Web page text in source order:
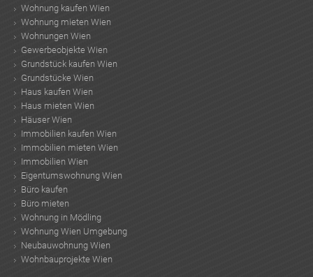
Wohnung kaufen Wien
Wohnung mieten Wien
Wohnungen Wien
Gewerbeobjekte Wien
Grundstück kaufen Wien
Grundstücke Wien
Haus kaufen Wien
Haus mieten Wien
Häuser Wien
Immobilien kaufen Wien
Immobilien mieten Wien
Immobilien Wien
Eigentumswohnung Wien
Büro kaufen
Büro mieten
Wohnung in Mödling
Wohnung Wien Umgebung
Neubauwohnung Wien
Wohnbauprojekte Wien